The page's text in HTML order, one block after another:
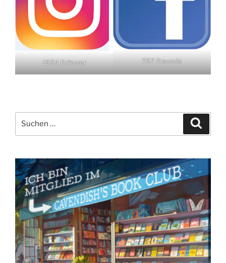
1954 Follower 767 Freunde
nach: